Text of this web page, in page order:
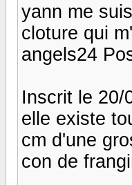
yann me
cloture qui
angels24
Inscrit le 20/
elle existe
cm d'une
con de